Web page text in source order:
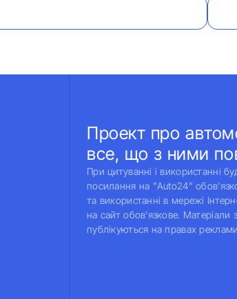
Проект про
все, що з ними
При цитуванні і використанні
посилання на "Auto24"
та використанні в мережі
на сайт обов'язкове. Матеріали
публікуються на правах